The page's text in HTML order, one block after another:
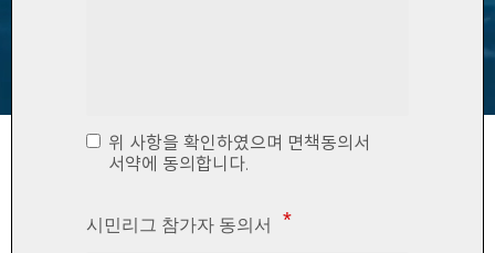
위 사항을 확인하였으며 면책동의서
서약에 동의합니다.
시민리그 참가자 동의서